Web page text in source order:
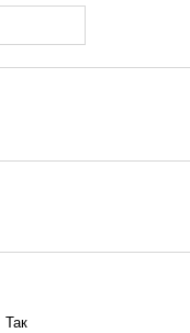
Так